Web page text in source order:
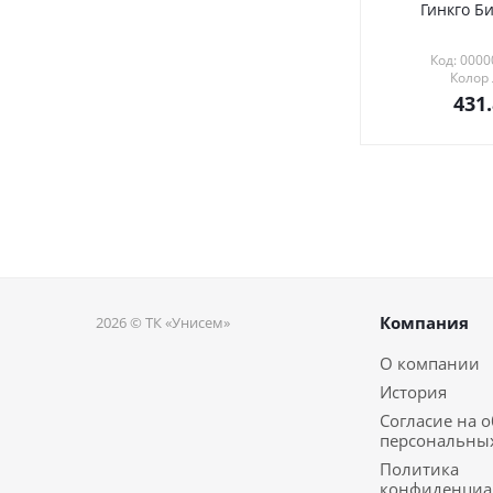
Гинкго
Код:
2026 © ТК «Унисем»
Компания
О компании
История
Согласие на
Политика